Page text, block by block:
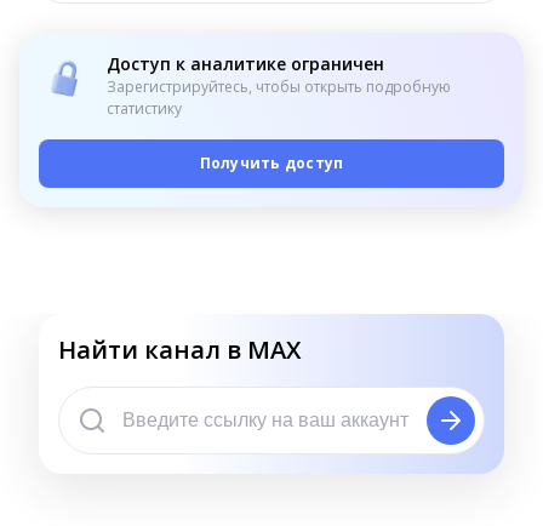
Доступ к аналитике ограничен
Зарегистрируйтесь, чтобы открыть подробную
статистику
Получить доступ
Найти канал в MAX